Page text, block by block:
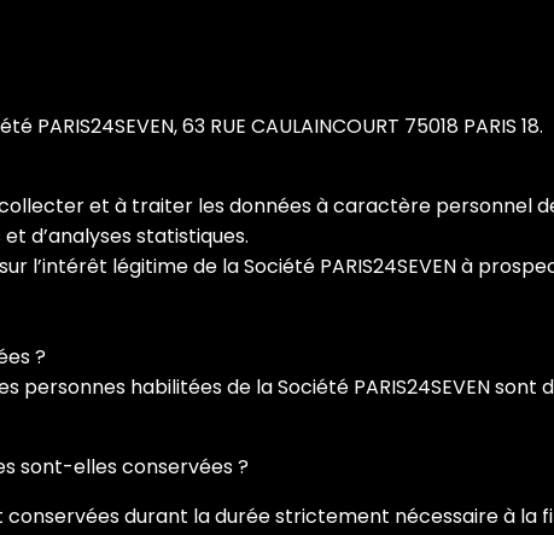
63 RUE CAULAINCOURT 75018 PARIS 18.
collecter et à traiter les données à caractère personnel
d’analyses statistiques.
l’intérêt légitime de la Société PARIS24SEVEN à
?
personnes habilitées de la Société PARIS24SEVEN
sont-elles conservées ?
durant la durée strictement nécessaire à la